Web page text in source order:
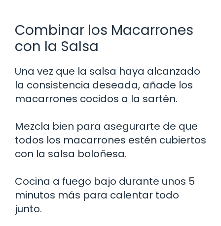
Combinar los Macarrones
con la Salsa
Una vez que la salsa haya alcanzado
la consistencia deseada, añade los
macarrones cocidos a la sartén.
Mezcla bien para asegurarte de que
todos los macarrones estén cubiertos
con la salsa boloñesa.
Cocina a fuego bajo durante unos 5
minutos más para calentar todo
junto.